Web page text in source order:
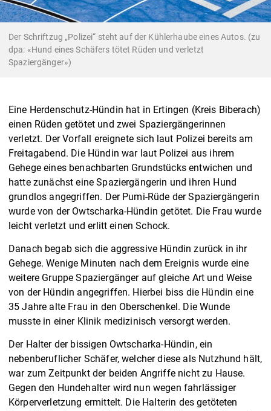
Der Schriftzug „Polizei“ steht auf der Kühlerhaube eines Autos. (zu
dpa: «Hund eines Schäfers tötet Rüden und verletzt
Spaziergänger»)
Eine Herdenschutz-Hündin hat in Ertingen (Kreis Biberach)
einen Rüden getötet und zwei Spaziergängerinnen
verletzt. Der Vorfall ereignete sich laut Polizei bereits am
Freitagabend. Die Hündin war laut Polizei aus ihrem
Gehege eines benachbarten Grundstücks entwichen und
hatte zunächst eine Spaziergängerin und ihren Hund
grundlos angegriffen. Der Pumi-Rüde der Spaziergängerin
wurde von der Owtscharka-Hündin getötet. Die Frau wurde
leicht verletzt und erlitt einen Schock.
Danach begab sich die aggressive Hündin zurück in ihr
Gehege. Wenige Minuten nach dem Ereignis wurde eine
weitere Gruppe Spaziergänger auf gleiche Art und Weise
von der Hündin angegriffen. Hierbei biss die Hündin eine
35 Jahre alte Frau in den Oberschenkel. Die Wunde
musste in einer Klinik medizinisch versorgt werden.
Der Halter der bissigen Owtscharka-Hündin, ein
nebenberuflicher Schäfer, welcher diese als Nutzhund hält,
war zum Zeitpunkt der beiden Angriffe nicht zu Hause.
Gegen den Hundehalter wird nun wegen fahrlässiger
Körperverletzung ermittelt. Die Halterin des getöteten